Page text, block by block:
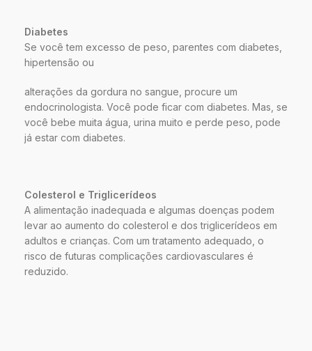
Diabetes
Se você tem excesso de peso, parentes com diabetes,
hipertensão ou
alterações da gordura no sangue, procure um
endocrinologista. Você pode ficar com diabetes. Mas, se
você bebe muita água, urina muito e perde peso, pode
já estar com diabetes.
Colesterol e Triglicerídeos
A alimentação inadequada e algumas doenças podem
levar ao aumento do colesterol e dos triglicerídeos em
adultos e crianças. Com um tratamento adequado, o
risco de futuras complicações cardiovasculares é
reduzido.